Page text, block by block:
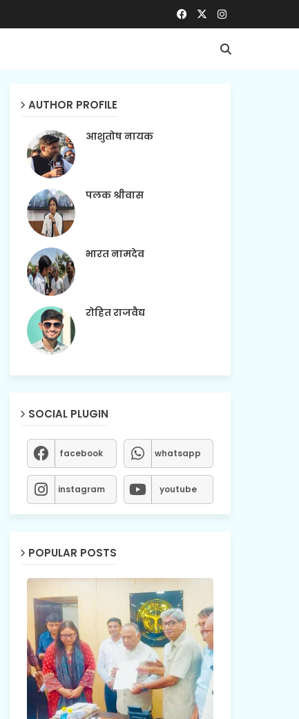
AUTHOR PROFILE
आशुतोष नायक
पलक श्रीवास
भारत नामदेव
रोहित राजवैद्य
SOCIAL PLUGIN
facebook whatsapp
instagram youtube
POPULAR POSTS